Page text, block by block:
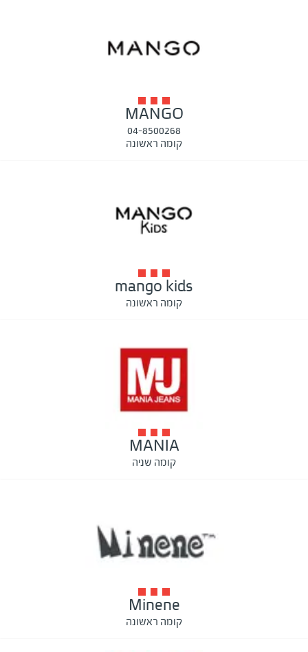
MANGO
04-8500268
קומה ראשונה
mango kids
קומה ראשונה
MANIA
קומה שניה
Minene
קומה ראשונה